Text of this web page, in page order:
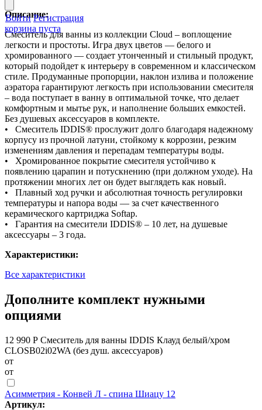
Войти Регистрация
корзина пуста
Описание:
Смеситель для ванны из коллекции Cloud – воплощение
легкости и простоты. Игра двух цветов — белого и
хромированного — создает утонченный и стильный продукт,
который подойдет к интерьеру в современном и классическом
стиле. Продуманные пропорции, наклон излива и положение
аэратора гарантируют легкость при использовании смесителя
– вода поступает в ванну в оптимальной точке, что делает
комфортным и мытье рук, и наполнение больших емкостей.
Без душевых аксессуаров в комплекте.
• Смеситель IDDIS® прослужит долго благодаря надежному
корпусу из прочной латуни, стойкому к коррозии, резким
изменениям давления и перепадам температуры воды.
• Хромированное покрытие смесителя устойчиво к
появлению царапин и потускнению (при должном уходе). На
протяжении многих лет он будет выглядеть как новый.
• Плавный ход ручки и абсолютная точность регулировки
температуры и напора воды — за счет качественного
керамического картриджа Softap.
• Гарантия на смесители IDDIS® – 10 лет, на душевые
аксессуары – 3 года.
Характеристики:
Все характеристики
Дополните комплект нужными
опциями
12 990 Р Смеситель для ванны IDDIS Клауд белый/хром
CLOSB02i02WA (без душ. аксессуаров)
от
от
Асимметрия - Конвей Л - спина Шиацу 12
Артикул: